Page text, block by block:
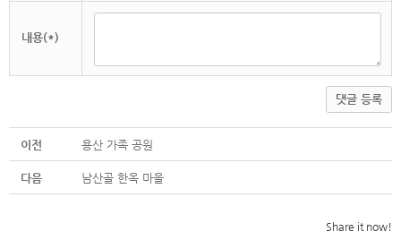
내용(*)
댓글 등록
이전 용산 가족 공원
다음 남산골 한옥 마을
Share it now!